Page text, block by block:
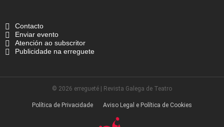
Contacto
Enviar evento
Atención ao subscritor
Publicidade na erreguete
© 2026 erregueté | Revista Galega de Teatro
Política de Privacidade Aviso Legal e Política de Cookies